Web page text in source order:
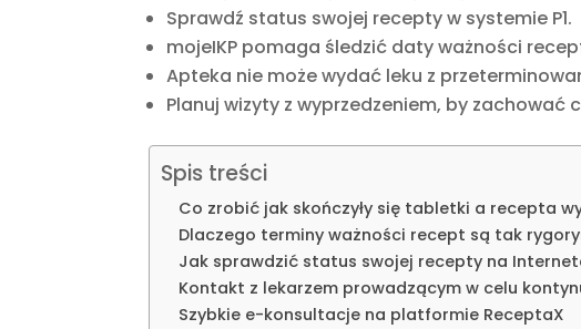
Sprawdź status swojej recepty w systemie P1.
mojeIKP pomaga śledzić daty ważności
Apteka nie może wydać leku z
Planuj wizyty z wyprzedzeniem, by zachować
Spis treści
Co zrobić jak skończyły się tabletki a recepta
Dlaczego terminy ważności recept są tak
Jak sprawdzić status swojej recepty na
Kontakt z lekarzem prowadzącym w celu
Szybkie e-konsultacje na platformie ReceptaX